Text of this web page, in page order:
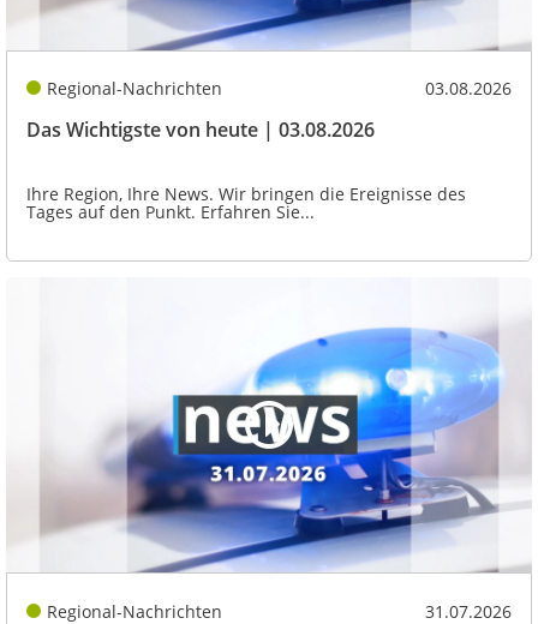
Regional-Nachrichten 03.08.2026
Das Wichtigste von heute | 03.08.2026
Ihre Region, Ihre News. Wir bringen die Ereignisse des
Tages auf den Punkt. Erfahren Sie...
Regional-Nachrichten 31.07.2026